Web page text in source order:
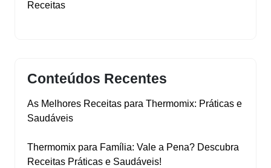
Receitas
Conteúdos Recentes
As Melhores Receitas para Thermomix: Práticas e
Saudáveis
Thermomix para Família: Vale a Pena? Descubra
Receitas Práticas e Saudáveis!